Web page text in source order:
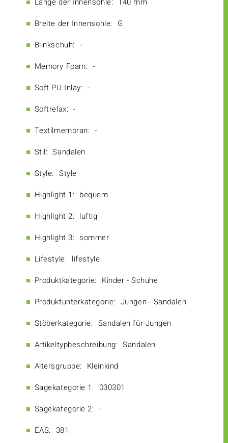
Breite der Innensohle: G
Blinkschuh: -
Memory Foam: -
Soft PU Inlay: -
Softrelax: -
Textilmembran: -
Stil: Sandalen
Style: Style
Highlight 1: bequem
Highlight 2: luftig
Highlight 3: sommer
Lifestyle: lifestyle
Produktkategorie: Kinder - Schuhe
Produktunterkategorie: Jungen - Sandalen
Stöberkategorie: Sandalen für Jungen
Artikeltypbeschreibung: Sandalen
Altersgruppe: Kleinkind
Sagekategorie 1: 030301
Sagekategorie 2: -
EAS: 381